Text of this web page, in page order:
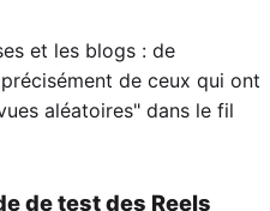
et les blogs : de
de ceux qui ont
aléatoires" dans le fil
de test des Reels